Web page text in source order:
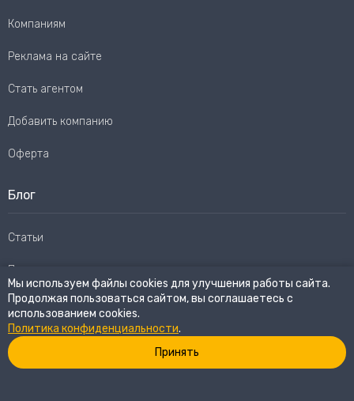
Компаниям
Реклама на сайте
Стать агентом
Добавить компанию
Оферта
Блог
Статьи
Пользовательское соглашение
Карта сайта
eWay Market.Все права защищены
Мы используем файлы cookies для улучшения работы сайта.
Продолжая пользоваться сайтом, вы соглашаетесь с
использованием cookies.
Политика конфиденциальности.
Принять